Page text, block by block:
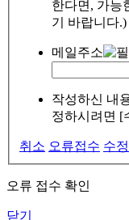
한다면, 가능
기 바랍니다.)
메일주소
작성하신 내
정하시려면 [
취소 오류접수 수정
오류 접수 확인
닫기